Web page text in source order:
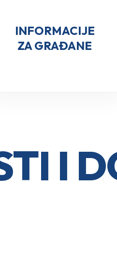
INFORMACIJE
ZA GRAĐANE
I